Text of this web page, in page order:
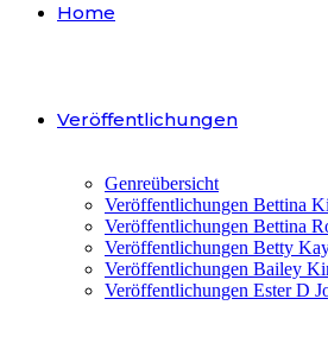
Home
Veröffentlichungen
Genreübersicht
Veröffentlichungen Bettina
Veröffentlichungen Bettina
Veröffentlichungen Betty
Veröffentlichungen Bailey
Veröffentlichungen Ester D